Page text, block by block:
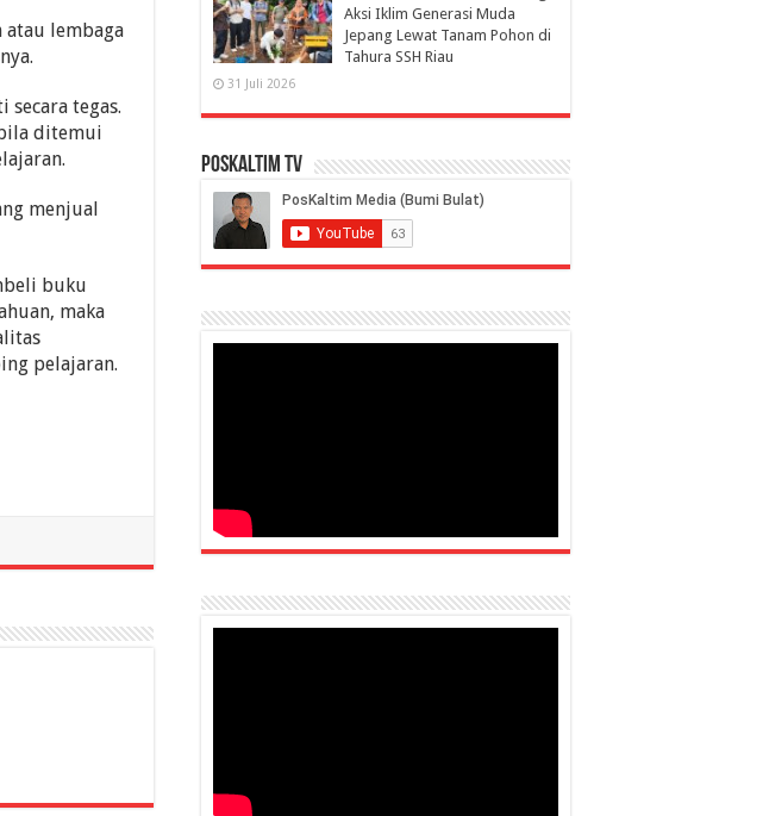
atau lembaga
tegas.
ditemui
menjual
buku
maka
pelajaran.
Aksi Iklim Generasi Muda
Jepang Lewat Tanam Pohon di
Tahura SSH Riau
31 Juli 2026
PosKaltim TV